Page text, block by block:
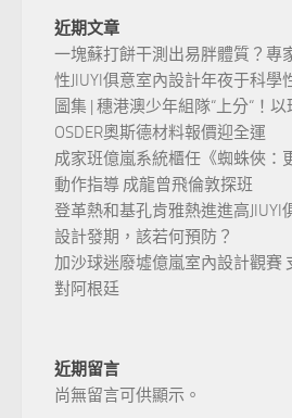
近期文章
一塊蘇打餅干測出易胖體質？專
性JIUYI俱意室內設計年夜于科學
圖集 | 穗港澳少年組隊“上分“！以
OSDER奧斯德材料報價迎全運
成家班億嵐系統櫃任《蜘蛛俠：
動作指導 成龍曾飛倫敦探班
登革熱和基孔肯雅熱進進高JIUYI
設計發期，該若何預防？
加沙球迷廢墟億嵐室內設計觀賽
對阿根廷
近期留言
尚無留言可供顯示。